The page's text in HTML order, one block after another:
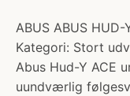
ABUS ABUS
Kategori: Stort
Abus Hud-Y ACE
uundværlig